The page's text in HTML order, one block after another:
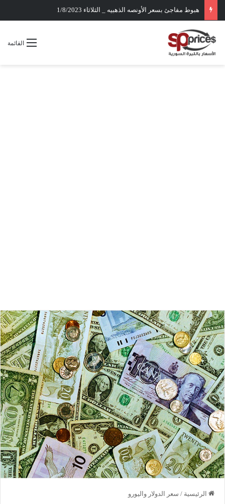
هبوط مفاجئ بسعر الأونصه الذهبيه _ الثلاثاء 1/8/2023
القائمة
الرئيسية / سعر الدولار واليورو